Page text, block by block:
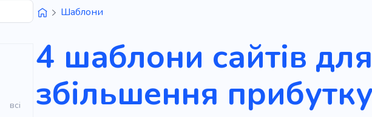
всі
Шаблони
4 шаблони сайтів для
збільшення